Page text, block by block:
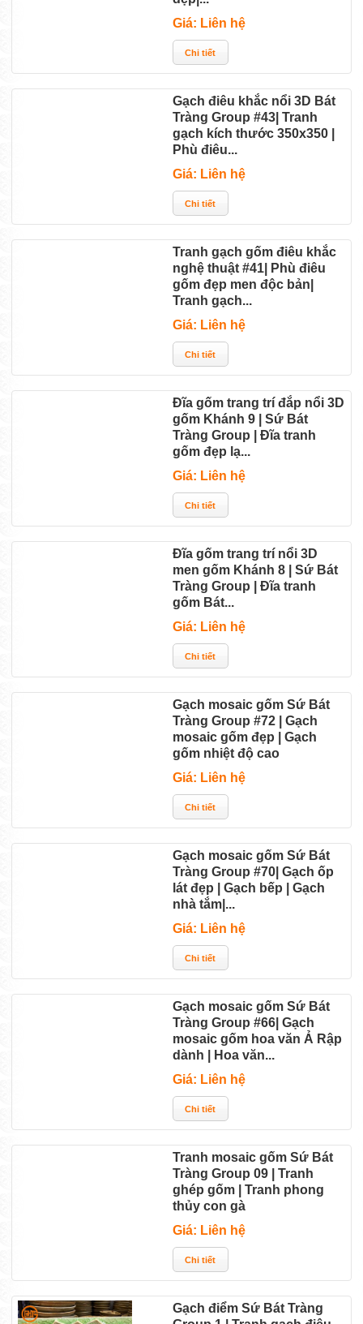
Giá: Liên hệ
Gạch điêu khắc nổi 3D Bát
Tràng Group #43| Tranh
gạch kích thước 350x350 |
Phù điêu...
Giá: Liên hệ
Tranh gạch gốm điêu khắc
nghệ thuật #41| Phù điêu
gốm đẹp men độc bản|
Tranh gạch...
Giá: Liên hệ
Đĩa gốm trang trí đắp nổi 3D
gốm Khánh 9 | Sứ Bát
Tràng Group | Đĩa tranh
gốm đẹp lạ...
Giá: Liên hệ
Đĩa gốm trang trí nổi 3D
men gốm Khánh 8 | Sứ Bát
Tràng Group | Đĩa tranh
gốm Bát...
Giá: Liên hệ
Gạch mosaic gốm Sứ Bát
Tràng Group #72 | Gạch
mosaic gốm đẹp | Gạch
gốm nhiệt độ cao
Giá: Liên hệ
Gạch mosaic gốm Sứ Bát
Tràng Group #70| Gạch ốp
lát đẹp | Gạch bếp | Gạch
nhà tắm|...
Giá: Liên hệ
Gạch mosaic gốm Sứ Bát
Tràng Group #66| Gạch
mosaic gốm hoa văn Ả Rập
dành | Hoa văn...
Giá: Liên hệ
Tranh mosaic gốm Sứ Bát
Tràng Group 09 | Tranh
ghép gốm | Tranh phong
thủy con gà
Giá: Liên hệ
Gạch điểm Sứ Bát Tràng